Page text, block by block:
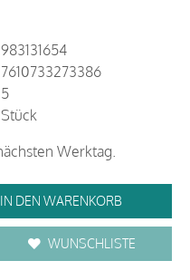
983131654
7610733273386
5
Stück
Werktag.
IN DEN WARENKORB
WUNSCHLISTE